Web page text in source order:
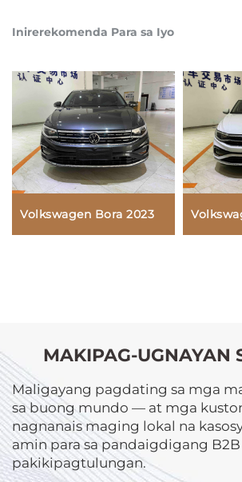
Inirerekomenda Para sa Iyo
Volkswagen Bora 2023
MAKIPAG-UGNAYAN
Maligayang pagdating sa mga
sa buong mundo — at mga
nagnanais maging lokal na
amin para sa pandaigdigang B2B
pakikipagtulungan.